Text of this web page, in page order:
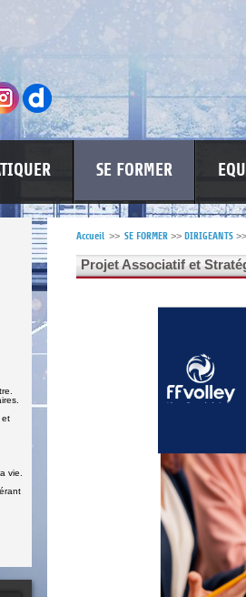
SE FORMER
et
vie.
LUTTE CONTRE LES VIOLENCES MA PETITE
Accueil >> SE FORMER >> DIRIGEANTS >>
Projet Associatif et